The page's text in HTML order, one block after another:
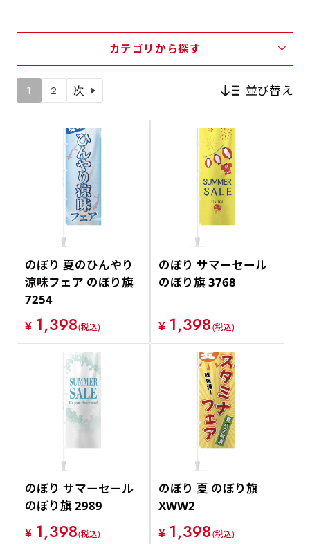
カテゴリから探す
1 2 次 並び替え
新着順
価格が安い順
価格が高い順
のぼり 夏のひんやり
涼味フェア のぼり旗
7254
¥ 1,398(税込)
のぼり サマーセール
のぼり旗 3768
¥ 1,398(税込)
のぼり サマーセール
のぼり旗 2989
¥ 1,398(税込)
のぼり 夏 のぼり旗
XWW2
¥ 1,398(税込)